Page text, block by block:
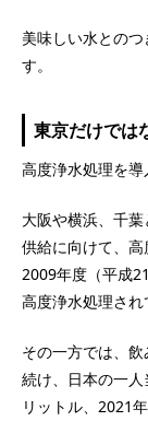
美味しい水との
す。
東京だけでは
高度浄水処理を導
大阪や横浜、千
供給に向けて、
2009年度（平成
高度浄水処理され
その一方では、
続け、日本の一
リットル、2021